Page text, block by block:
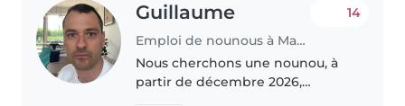
Guillaume
Emploi de nounous à Mamer
14
Nous cherchons une nounou, à
partir de décembre 2026,